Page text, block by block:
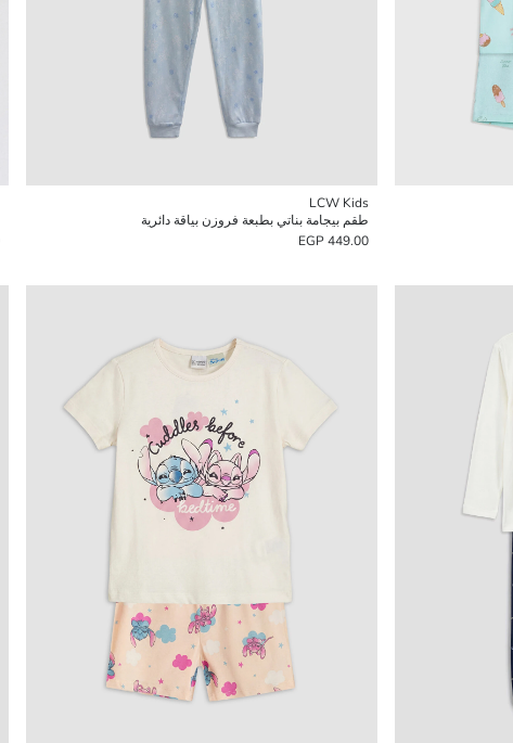
LCW Kids
طقم بيجامة بناتي بطبعة فروزن بياقة دائرية
449.00 EGP